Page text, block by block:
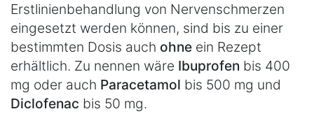
Erstlinienbehandlung von Nervenschmerzen
eingesetzt werden können, sind bis zu einer
bestimmten Dosis auch ohne ein Rezept
erhältlich. Zu nennen wäre Ibuprofen bis 400
mg oder auch Paracetamol bis 500 mg und
Diclofenac bis 50 mg.